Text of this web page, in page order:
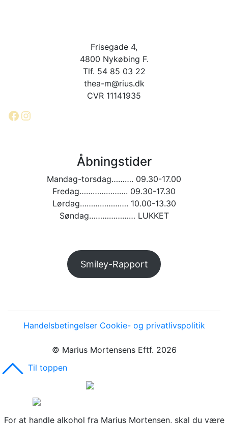
Frisegade 4,
4800 Nykøbing F.
Tlf. 54 85 03 22
thea-m@rius.dk
CVR 11141935
Facebook
Instagram
Åbningstider
Mandag-torsdag………. 09.30-17.00
Fredag…………………. 09.30-17.30
Lørdag…………………. 10.00-13.30
Søndag………………… LUKKET
Smiley-Rapport
Handelsbetingelser Cookie- og privatlivspolitik
© Marius Mortensens Eftf. 2026
Til toppen
For at handle alkohol fra Marius Mortensen, skal du være